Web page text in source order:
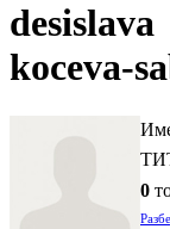
desislava
koceva-
0